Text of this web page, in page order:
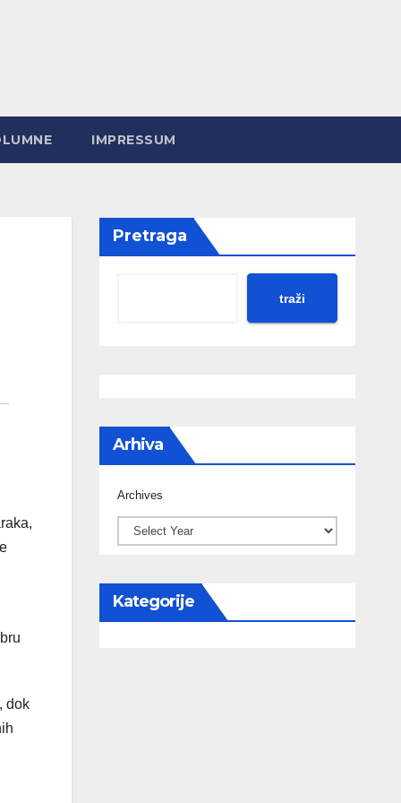
IMPRESSUM
dok
Pretraga
traži
Arhiva
Archives
Kategorije